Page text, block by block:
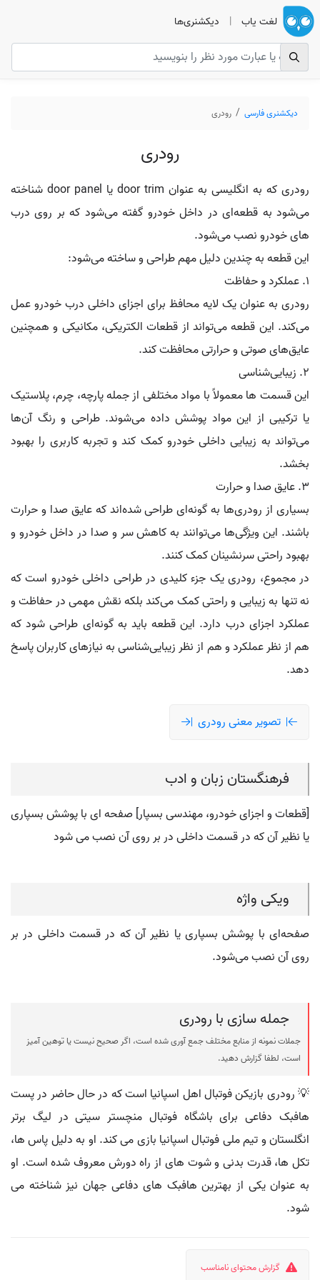
لغت یاب | دیکشنری‌ها
دیکشنری فارسی رودری
رودری
رودری که به انگلیسی به عنوان door trim یا door panel شناخته
می‌شود به قطعه‌ای در داخل خودرو گفته می‌شود که بر روی درب‌
های خودرو نصب می‌شود.
این قطعه به چندین دلیل مهم طراحی و ساخته می‌شود:
1. عملکرد و حفاظت
رودری به عنوان یک لایه محافظ برای اجزای داخلی درب خودرو عمل
می‌کند. این قطعه می‌تواند از قطعات الکتریکی، مکانیکی و همچنین
عایق‌های صوتی و حرارتی محافظت کند.
2. زیبایی‌شناسی
این قسمت ها معمولاً با مواد مختلفی از جمله پارچه، چرم، پلاستیک
یا ترکیبی از این مواد پوشش داده می‌شوند. طراحی و رنگ آن‌ها
می‌تواند به زیبایی داخلی خودرو کمک کند و تجربه کاربری را بهبود
بخشد.
3. عایق صدا و حرارت
بسیاری از رودری‌ها به گونه‌ای طراحی شده‌اند که عایق صدا و حرارت
باشند. این ویژگی‌ها می‌توانند به کاهش سر و صدا در داخل خودرو و
بهبود راحتی سرنشینان کمک کنند.
در مجموع، رودری یک جزء کلیدی در طراحی داخلی خودرو است که
نه تنها به زیبایی و راحتی کمک می‌کند بلکه نقش مهمی در حفاظت و
عملکرد اجزای درب دارد. این قطعه باید به‌ گونه‌ای طراحی شود که
هم از نظر عملکرد و هم از نظر زیبایی‌شناسی به نیازهای کاربران پاسخ
دهد.
تصویر معنی رودری
فرهنگستان زبان و ادب
[قطعات و اجزای خودرو، مهندسی بسپار] صفحه ای با پوشش بسپاری
یا نظیر آن که در قسمت داخلی در بر روی آن نصب می شود
ویکی واژه
صفحه‌ای با پوشش بسپاری یا نظیر آن که در قسمت داخلی در بر
روی آن نصب می‌شود.
جمله سازی با رودری
جملات نمونه از منابع مختلف جمع آوری شده است، اگر صحیح نیست یا توهین آمیز
است، لطفا گزارش دهید.
💡 رودری بازیکن فوتبال اهل اسپانیا است که در حال حاضر در پست
هافبک دفاعی برای باشگاه فوتبال منچستر سیتی در لیگ برتر
انگلستان و تیم ملی فوتبال اسپانیا بازی می کند. او به دلیل پاس ها،
تکل ها، قدرت بدنی و شوت های از راه دورش معروف شده است. او
به عنوان یکی از بهترین هافبک های دفاعی جهان نیز شناخته می
شود.
گزارش محتوای نامناسب